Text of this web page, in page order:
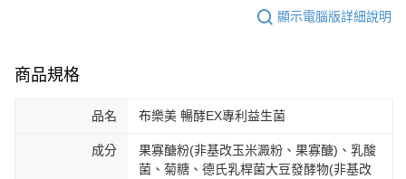
顯示電腦版詳細說明
商品規格
品名 布樂美 暢酵EX專利益生菌
成分
果寡醣粉(非基改玉米澱粉、果寡醣)、乳酸
菌、菊糖、德氏乳桿菌大豆發酵物(非基改